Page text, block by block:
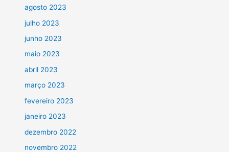
agosto 2023
julho 2023
junho 2023
maio 2023
abril 2023
março 2023
fevereiro 2023
janeiro 2023
dezembro 2022
novembro 2022